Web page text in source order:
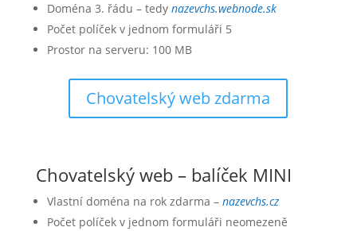
Doména 3. řádu – tedy nazevchs.webnode.sk
Počet políček v jednom formuláři 5
Prostor na serveru: 100 MB
Chovatelský web zdarma
Chovatelský web – balíček MINI
Vlastní doména na rok zdarma – nazevchs.cz
Počet políček v jednom formuláři neomezeně